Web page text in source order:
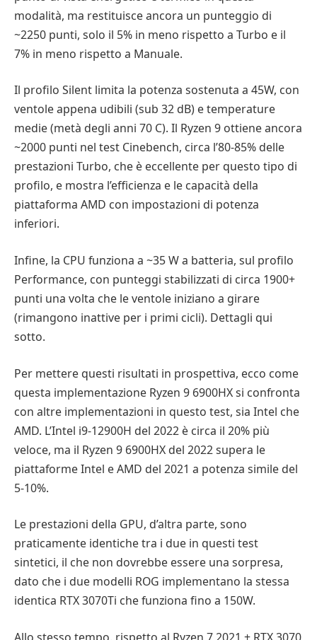
modalità, ma restituisce ancora un punteggio di
~2250 punti, solo il 5% in meno rispetto a Turbo e il
7% in meno rispetto a Manuale.
Il profilo Silent limita la potenza sostenuta a 45W, con
ventole appena udibili (sub 32 dB) e temperature
medie (metà degli anni 70 C). Il Ryzen 9 ottiene ancora
~2000 punti nel test Cinebench, circa l’80-85% delle
prestazioni Turbo, che è eccellente per questo tipo di
profilo, e mostra l’efficienza e le capacità della
piattaforma AMD con impostazioni di potenza
inferiori.
Infine, la CPU funziona a ~35 W a batteria, sul profilo
Performance, con punteggi stabilizzati di circa 1900+
punti una volta che le ventole iniziano a girare
(rimangono inattive per i primi cicli). Dettagli qui
sotto.
Per mettere questi risultati in prospettiva, ecco come
questa implementazione Ryzen 9 6900HX si confronta
con altre implementazioni in questo test, sia Intel che
AMD. L’Intel i9-12900H del 2022 è circa il 20% più
veloce, ma il Ryzen 9 6900HX del 2022 supera le
piattaforme Intel e AMD del 2021 a potenza simile del
5-10%.
Le prestazioni della GPU, d’altra parte, sono
praticamente identiche tra i due in questi test
sintetici, il che non dovrebbe essere una sorpresa,
dato che i due modelli ROG implementano la stessa
identica RTX 3070Ti che funziona fino a 150W.